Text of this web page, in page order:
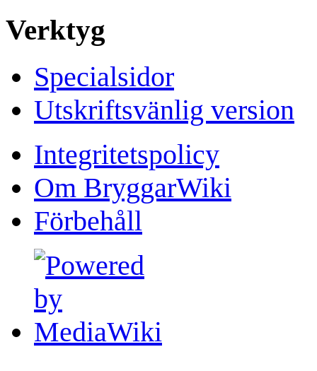
Verktyg
Specialsidor
Utskriftsvänlig version
Integritetspolicy
Om BryggarWiki
Förbehåll